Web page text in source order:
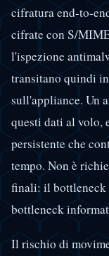
cifratura end-to-
cifrate con S/
l'ispezione
transitano quindi
sull'appliance. Un
questi dati al volo,
persistente che
tempo. Non è
finali: il bottleneck
bottleneck
Il rischio di